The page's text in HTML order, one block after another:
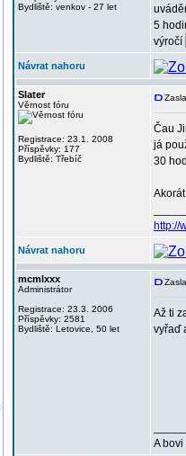
Bydliště: venkov - 27 let
5
výročí
Návrat nahoru
Slater
Věrnost fóru
Registrace: 23.1. 2008
Příspěvky: 177
Bydliště: Třebíč
Čau
já
30
http://
Návrat nahoru
mcmlxxx
Administrátor
Registrace: 23.3. 2006
Příspěvky: 2581
Bydliště: Letovice, 50 let
Až ti
vyřaď
A